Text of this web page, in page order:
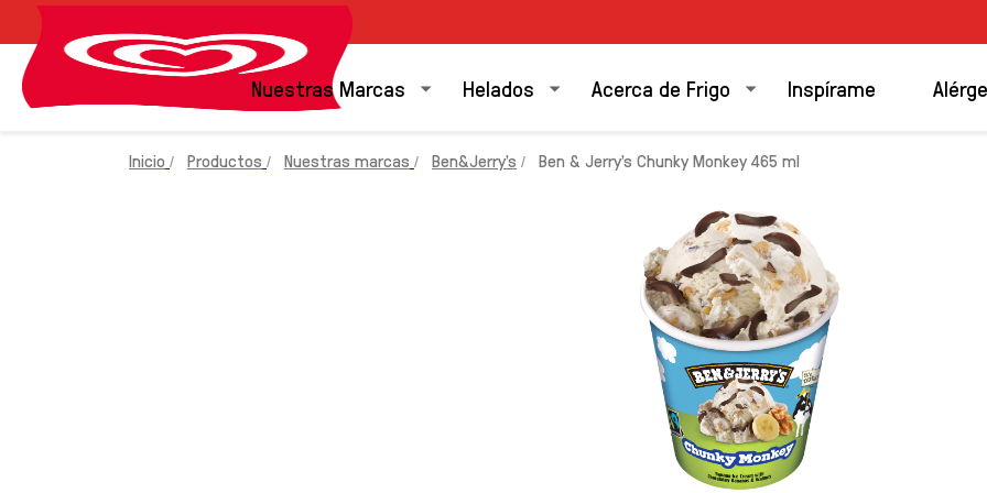
Nuestras Marcas Helados Acerca de Frigo Inspírame
Inicio Productos Nuestras marcas Ben&Jerry's Ben & Jerry's Chunky Monkey 465 ml